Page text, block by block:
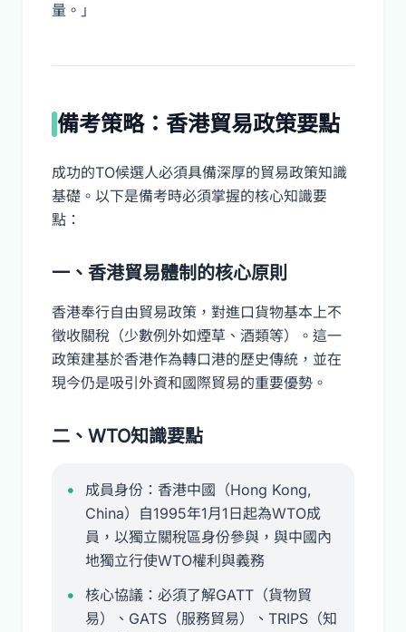
量。」
備考策略：香港貿易政策要點
成功的TO候選人必須具備深厚的貿易政策知識
基礎。以下是備考時必須掌握的核心知識要
點：
一、香港貿易體制的核心原則
香港奉行自由貿易政策，對進口貨物基本上不
徵收關稅（少數例外如煙草、酒類等）。這一
政策建基於香港作為轉口港的歷史傳統，並在
現今仍是吸引外資和國際貿易的重要優勢。
二、WTO知識要點
成員身份：香港中國（Hong Kong,
China）自1995年1月1日起為WTO成
員，以獨立關稅區身份參與，與中國內
地獨立行使WTO權利與義務
核心協議：必須了解GATT（貨物貿
易）、GATS（服務貿易）、TRIPS（知